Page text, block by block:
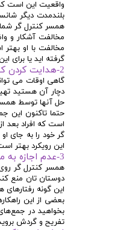
واقعیت این است که
بلندمدت دیگر
همسر کنترل گر
مخالفت آشکار و
مخالفت با او
گرفته اید یا برای
2-هدایت کردن کنترل گری به سوی حل مشکلات و همدلی
گاهی اوقات می
دچار آن هستید
حل آنها توسط همسر
حتما تاکنون این
است که افراد بعد
گر خود را به جای
این رویکرد بهتر
3-عدم اجازه به محدود کردن
همسر کنترل گر
دوستان تان منع
این گونه رفتارهای
بعضی از این
بخواهید در
تفریح و گردش